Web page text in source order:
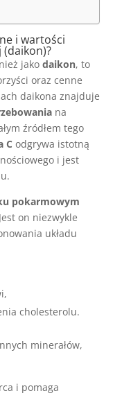
i wartości
jako daikon, to
oraz cenne
daikona znajduje
na
źródłem tego
C odgrywa istotną
i jest
pokarmowym
on niezwykle
układu
cholesterolu.
minerałów,
i pomaga